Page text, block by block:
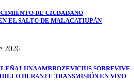
DE CIUDADANO
EL SALTO DE MALACATIUPÁN
2026
LUNA AMBROZEVICIUS SOBREVIVE
DURANTE TRANSMISIÓN EN VIVO